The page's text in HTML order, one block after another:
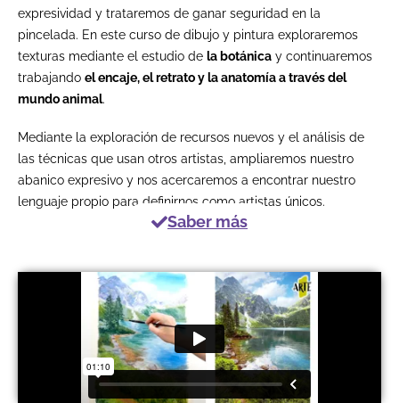
expresividad y trataremos de ganar seguridad en la
pincelada. En este curso de dibujo y pintura exploraremos
texturas mediante el estudio de la botánica y continuaremos
trabajando el encaje, el retrato y la anatomía a través del
mundo animal.
Mediante la exploración de recursos nuevos y el análisis de
las técnicas que usan otros artistas, ampliaremos nuestro
abanico expresivo y nos acercaremos a encontrar nuestro
lenguaje propio para definirnos como artistas únicos.
Saber más